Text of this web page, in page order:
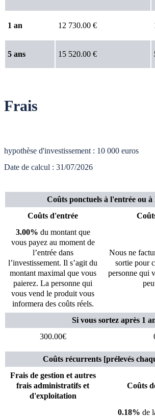
1 an 12 730.00 €
5 ans 15 520.00 €
Frais
hypothèse d'investissement : 10 000 euros
Date de calcul : 31/07/2026
Coûts ponctuels à l'entrée ou à
Coûts d'entrée
3.00% du montant que
vous payez au moment de
l’entrée dans
l’investissement. Il s’agit du
montant maximal que vous
paierez. La personne qui
vous vend le produit vous
informera des coûts réels.
Nous ne
sortie pour
personne qui
Si vous sortez après 1
300.00€
Coûts récurrents [prélevés
Frais de gestion et autres
frais administratifs et
d'exploitation
Coûts
0.18% de